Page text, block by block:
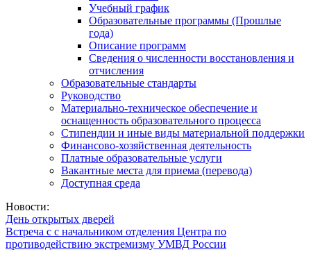
Учебный график
Образовательные программы (Прошлые
года)
Описание программ
Сведения о численности восстановления и
отчисления
Образовательные стандарты
Руководство
Материально-техническое обеспечение и
оснащенность образовательного процесса
Стипендии и иные виды материальной поддержки
Финансово-хозяйственная деятельность
Платные образовательные услуги
Вакантные места для приема (перевода)
Доступная среда
Новости:
День открытых дверей
Встреча с с начальником отделения Центра по
противодействию экстремизму УМВД России